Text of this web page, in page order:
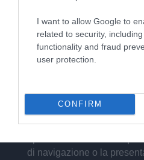
I want to allow Google to
related to security,
functionality and fraud
user protection.
CONFIRM
contrastare eventuali
Contenuti; e/o
h) acquisire o raccogliere
qualsiasi utente del
proxy o altro dispositivo,
processo manuale o
recuperare, indicizzare,
di navigazione o la